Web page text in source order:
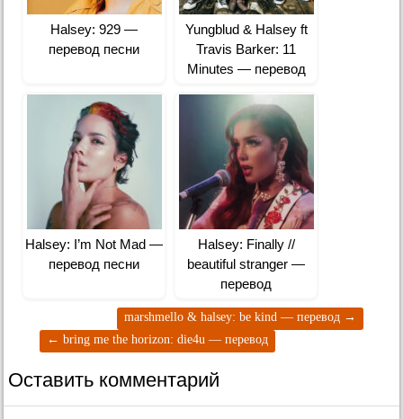
Halsey: 929 —
перевод песни
Yungblud & Halsey ft
Travis Barker: 11
Minutes — перевод
Halsey: I’m Not Mad —
перевод песни
Halsey: Finally //
beautiful stranger —
перевод
marshmello & halsey: be kind — перевод →
← bring me the horizon: die4u — перевод
Оставить комментарий